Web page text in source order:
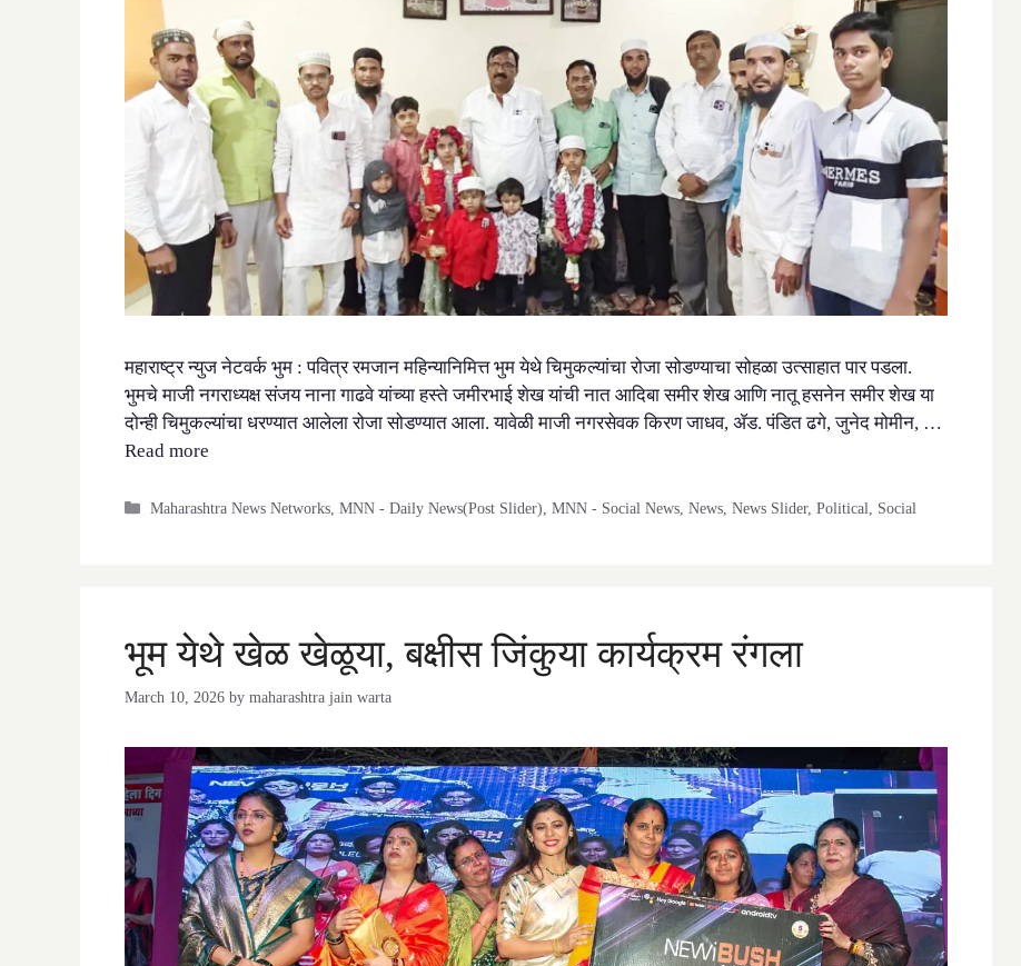
महाराष्ट्र न्युज नेटवर्क भुम : पवित्र रमजान महिन्यानिमित्त भुम येथे चिमुकल्यांचा रोजा सोडण्याचा सोहळा उत्साहात पार पडला.
भुमचे माजी नगराध्यक्ष संजय नाना गाढवे यांच्या हस्ते जमीरभाई शेख यांची नात आदिबा समीर शेख आणि नातू हसनेन समीर शेख या
दोन्ही चिमुकल्यांचा धरण्यात आलेला रोजा सोडण्यात आला. यावेळी माजी नगरसेवक किरण जाधव, ॲड. पंडित ढगे, जुनेद मोमीन, …
Read more
Categories
Maharashtra News Networks ,MNN - Daily News(Post Slider) ,MNN - Social News ,News ,News Slider,Political Social
भूम येथे खेळ खेळूया, बक्षीस जिंकुया कार्यक्रम रंगला
March 10, 2026 by maharashtra jain warta